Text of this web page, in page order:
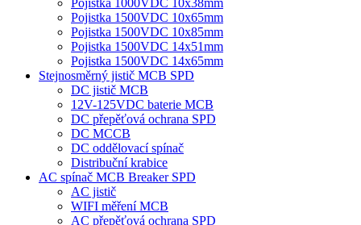
Pojistka 1500VDC 10x65mm
Pojistka 1500VDC 10x85mm
Pojistka 1500VDC 14x51mm
Pojistka 1500VDC 14x65mm
Stejnosměrný jistič MCB SPD
DC jistič MCB
12V-125VDC baterie MCB
DC přepěťová ochrana SPD
DC MCCB
DC oddělovací spínač
Distribuční krabice
AC spínač MCB Breaker SPD
AC jistič
WIFI měření MCB
AC přepěťová ochrana SPD